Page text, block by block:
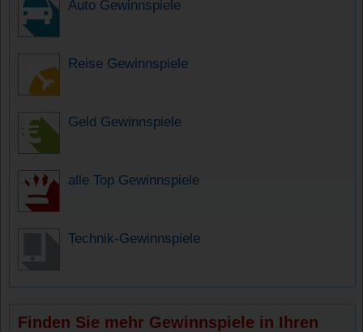
Auto Gewinnspiele
Reise Gewinnspiele
Geld Gewinnspiele
alle Top Gewinnspiele
Technik-Gewinnspiele
Finden Sie mehr Gewinnspiele in Ihren